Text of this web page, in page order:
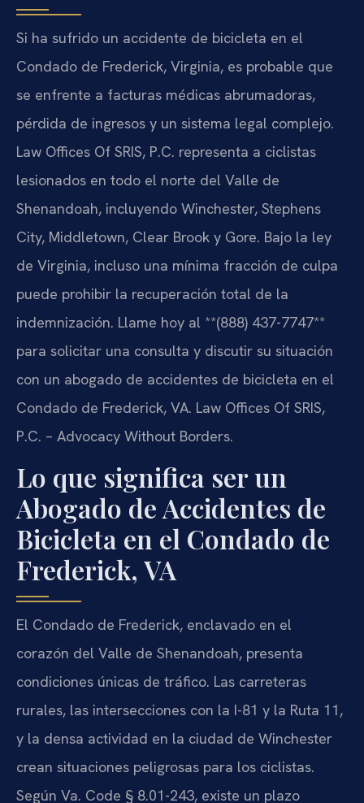
Si ha sufrido un accidente de bicicleta en el
Condado de Frederick, Virginia, es probable que
se enfrente a facturas médicas abrumadoras,
pérdida de ingresos y un sistema legal complejo.
Law Offices Of SRIS, P.C. representa a ciclistas
lesionados en todo el norte del Valle de
Shenandoah, incluyendo Winchester, Stephens
City, Middletown, Clear Brook y Gore. Bajo la ley
de Virginia, incluso una mínima fracción de culpa
puede prohibir la recuperación total de la
indemnización. Llame hoy al **(888) 437-7747**
para solicitar una consulta y discutir su situación
con un abogado de accidentes de bicicleta en el
Condado de Frederick, VA. Law Offices Of SRIS,
P.C. – Advocacy Without Borders.
Lo que significa ser un
Abogado de Accidentes de
Bicicleta en el Condado de
Frederick, VA
El Condado de Frederick, enclavado en el
corazón del Valle de Shenandoah, presenta
condiciones únicas de tráfico. Las carreteras
rurales, las intersecciones con la I-81 y la Ruta 11,
y la densa actividad en la ciudad de Winchester
crean situaciones peligrosas para los ciclistas.
Según Va. Code § 8.01-243, existe un plazo